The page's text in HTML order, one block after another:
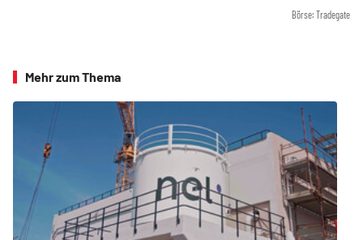
Börse: Tradegate
Mehr zum Thema